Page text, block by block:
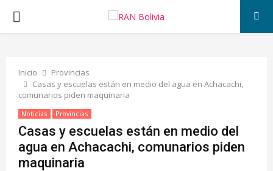
PRIMARY
Inicio
Provincias
Casas y escuelas están en medio del agua en Achacachi,
comunarios piden maquinaria
Noticias Provincias
Casas y escuelas están en medio del
agua en Achacachi, comunarios piden
maquinaria